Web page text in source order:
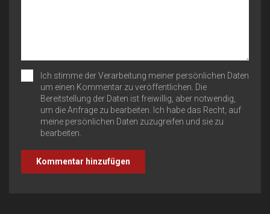
Ich stimme der Verarbeitung meiner persönlichen Daten
um einen Kommentar zu veröffentlichen. Die
Bereitstellung der Daten ist freiwillig, aber notwendig,
um die Anfrage zu bearbeiten. Ich habe das Recht, auf
meine persönlichen Daten zuzugreifen und sie zu
bearbeiten.